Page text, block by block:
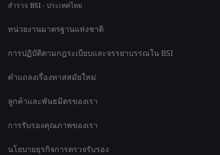
สำรวจ BSI - ประเทศไทย
หน่วยงานมาตรฐานแห่งชาติ
การปฏิบัติตามกฎระเบียบและจรรยาบรรณใน BSI
คำแถลงเรื่องทาสสมัยใหม่
ลูกค้าและพันธมิตรของเรา
การรับรองคุณภาพของเรา
นโยบายธุรกิจการตรวจรับรอง